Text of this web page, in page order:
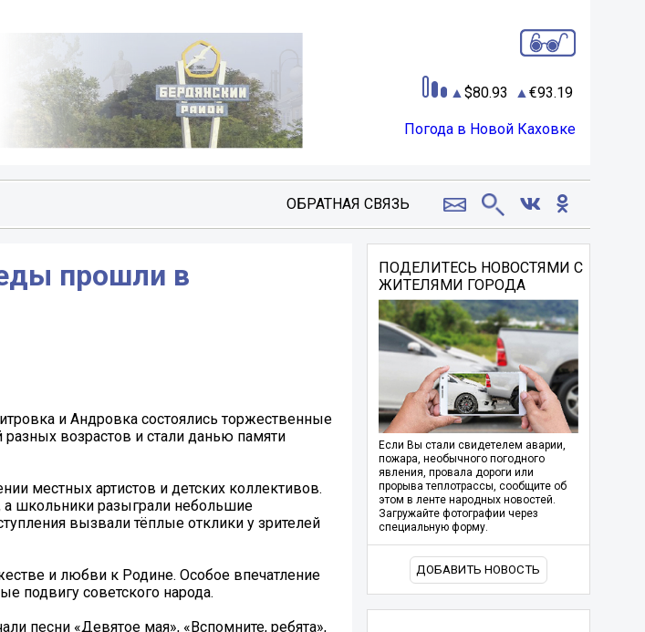
80.93 93.19
Погода в Новой Каховке
ОБРАТНАЯ СВЯЗЬ
прошли в
и Андровка состоялись торжественные
возрастов и стали данью памяти
местных артистов и детских коллективов.
а школьники разыграли небольшие
вызвали тёплые отклики у зрителей
и любви к Родине. Особое впечатление
подвигу советского народа.
песни «Девятое мая», «Вспомните, ребята»,
ПОДЕЛИТЕСЬ НОВОСТЯМИ С
ЖИТЕЛЯМИ ГОРОДА
Если Вы стали свидетелем аварии,
пожара, необычного погодного
явления, провала дороги или
прорыва теплотрассы, сообщите об
этом в ленте народных новостей.
Загружайте фотографии через
специальную форму.
ДОБАВИТЬ НОВОСТЬ